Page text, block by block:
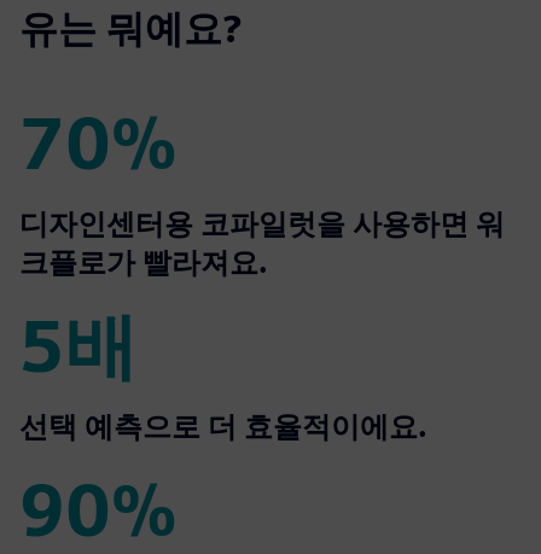
유는 뭐예요?
70%
70%
디자인센터용 코파일럿을 사용하면 워
크플로가 빨라져요.
5배
5배
선택 예측으로 더 효율적이에요.
90%